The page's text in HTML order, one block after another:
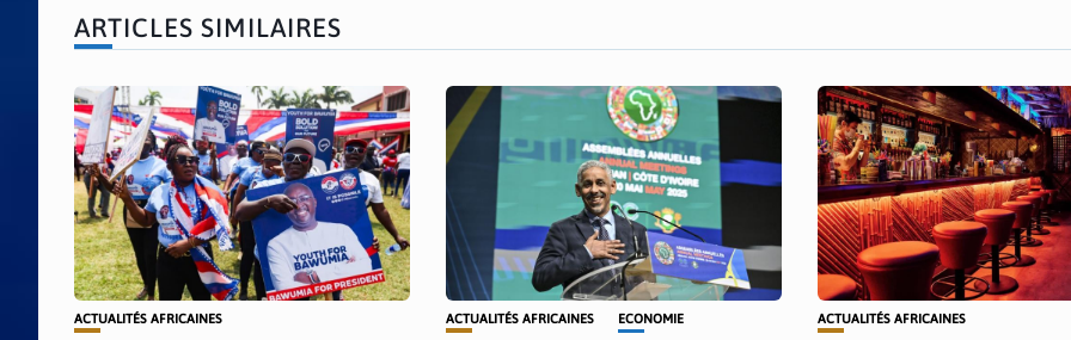
ARTICLES SIMILAIRES
ACTUALITÉS AFRICAINES ACTUALITÉS AFRICAINES ECONOMIE ACTUALITÉS AFRICAINES